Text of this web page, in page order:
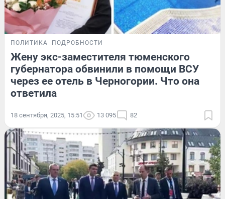
ПОЛИТИКА ПОДРОБНОСТИ
Жену экс-заместителя тюменского
губернатора обвинили в помощи ВСУ
через ее отель в Черногории. Что она
ответила
18 сентября, 2025, 15:51 13 095 82